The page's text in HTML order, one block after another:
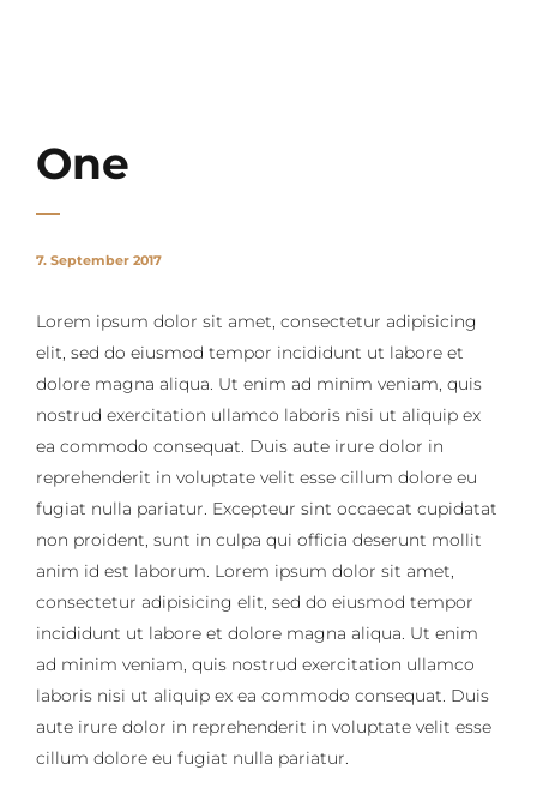
One
7. September 2017
Lorem ipsum dolor sit amet, consectetur adipisicing
elit, sed do eiusmod tempor incididunt ut labore et
dolore magna aliqua. Ut enim ad minim veniam, quis
nostrud exercitation ullamco laboris nisi ut aliquip ex
ea commodo consequat. Duis aute irure dolor in
reprehenderit in voluptate velit esse cillum dolore eu
fugiat nulla pariatur. Excepteur sint occaecat cupidatat
non proident, sunt in culpa qui officia deserunt mollit
anim id est laborum. Lorem ipsum dolor sit amet,
consectetur adipisicing elit, sed do eiusmod tempor
incididunt ut labore et dolore magna aliqua. Ut enim
ad minim veniam, quis nostrud exercitation ullamco
laboris nisi ut aliquip ex ea commodo consequat. Duis
aute irure dolor in reprehenderit in voluptate velit esse
cillum dolore eu fugiat nulla pariatur.